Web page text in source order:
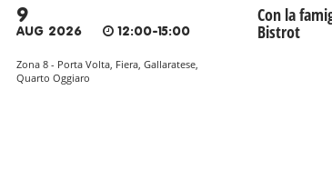
9
AUG 2026 12:00-15:00
Zona 8 - Porta Volta, Fiera, Gallaratese,
Quarto Oggiaro
Con la
Bistrot